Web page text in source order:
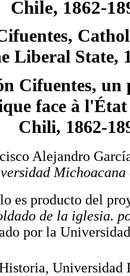
Chile, 1862-
Liberal State,
Cifuentes, un
face à
Chili, 1862-
Alejandro
es producto del
de la iglesia.
por la
Universidad